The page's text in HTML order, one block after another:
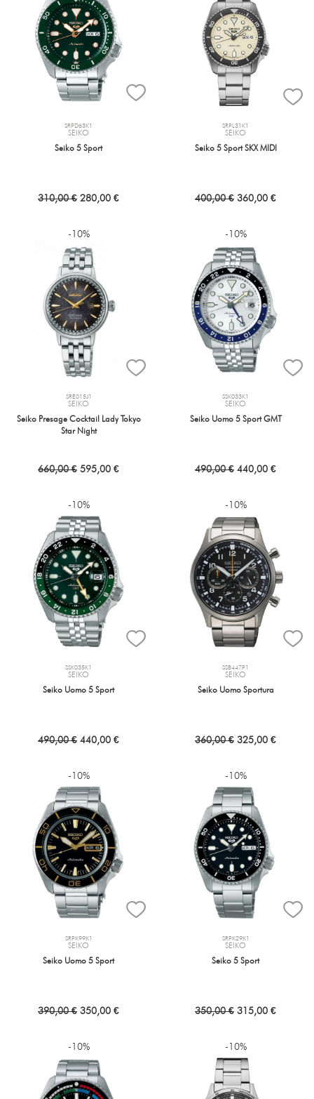
SRPD63K1
SEIKO
Seiko 5 Sport
310,00 € 280,00 €
SRPL31K1
SEIKO
Seiko 5 Sport SKX MIDI
400,00 € 360,00 €
-10%
SRE015J1
SEIKO
Seiko Presage Cocktail Lady Tokyo
Star Night
660,00 € 595,00 €
-10%
SSK033K1
SEIKO
Seiko Uomo 5 Sport GMT
490,00 € 440,00 €
-10%
SSK035K1
SEIKO
Seiko Uomo 5 Sport
490,00 € 440,00 €
-10%
SSB447P1
SEIKO
Seiko Uomo Sportura
360,00 € 325,00 €
-10%
SRPK99K1
SEIKO
Seiko Uomo 5 Sport
390,00 € 350,00 €
-10%
SRPK29K1
SEIKO
Seiko 5 Sport
350,00 € 315,00 €
-10% -10%